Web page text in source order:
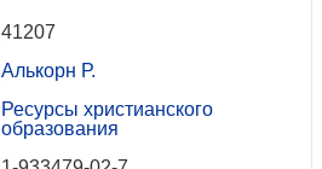
41207
Алькорн Р.
Ресурсы христианского
образования